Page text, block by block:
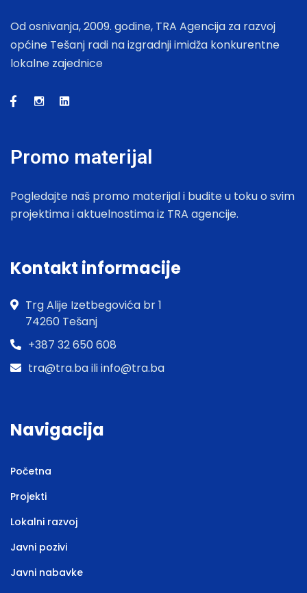
Od osnivanja, 2009. godine, TRA Agencija za razvoj
općine Tešanj radi na izgradnji imidža konkurentne
lokalne zajednice
Promo materijal
Pogledajte naš promo materijal i budite u toku o svim
projektima i aktuelnostima iz TRA agencije.
Kontakt informacije
Trg Alije Izetbegovića br 1
74260 Tešanj
+387 32 650 608
tra@tra.ba ili info@tra.ba
Navigacija
Početna
Projekti
Lokalni razvoj
Javni pozivi
Javni nabavke